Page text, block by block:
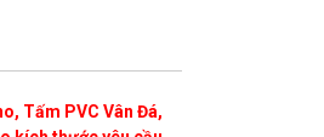
Tấm PVC Vân Đá,